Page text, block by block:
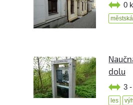
0
dolu
3
les